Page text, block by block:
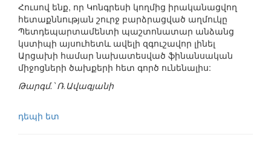
Հուսով ենք, որ Կոնգրեսի կողմից իրականացվող
հետաքննության շուրջ բարձրացված աղմուկը
Պետդեպարտամենտի պաշտոնատար անձանց
կստիպի այսուհետև ավելի զգուշավոր լինել
Արցախի համար նախատեսված ֆինանսական
միջոցների ծախքերի հետ գործ ունենալիս:
Թարգմ.՝ Ռ.Ավագյանի
դեպի ետ